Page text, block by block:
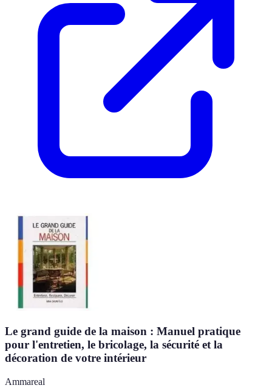
Le grand guide de la maison : Manuel pratique
pour l'entretien, le bricolage, la sécurité et la
décoration de votre intérieur
Ammareal